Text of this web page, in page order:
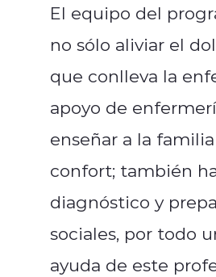
El equipo del
no sólo aliviar el
que conlleva la
apoyo de
enseñar a la
confort; también
diagnóstico y
sociales, por todo
ayuda de este